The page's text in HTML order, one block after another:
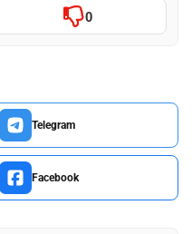
0
Telegram
Facebook